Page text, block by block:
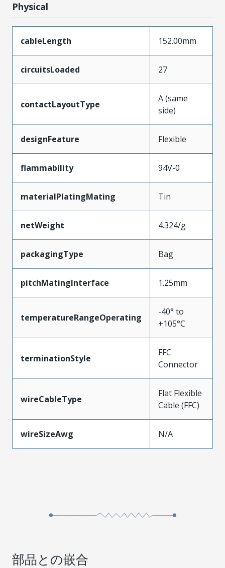
Physical
cableLength 152.00mm
circuitsLoaded 27
contactLayoutType
A (same
side)
designFeature Flexible
flammability 94V-0
materialPlatingMating Tin
netWeight 4.324/g
packagingType Bag
pitchMatingInterface 1.25mm
temperatureRangeOperating
-40° to
+105°C
terminationStyle
FFC
Connector
wireCableType
Flat Flexible
Cable (FFC)
wireSizeAwg N/A
部品との嵌合